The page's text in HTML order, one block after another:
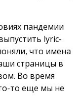
пандемии
lyric-
что имена
страницы в
Во время
то еще мы не